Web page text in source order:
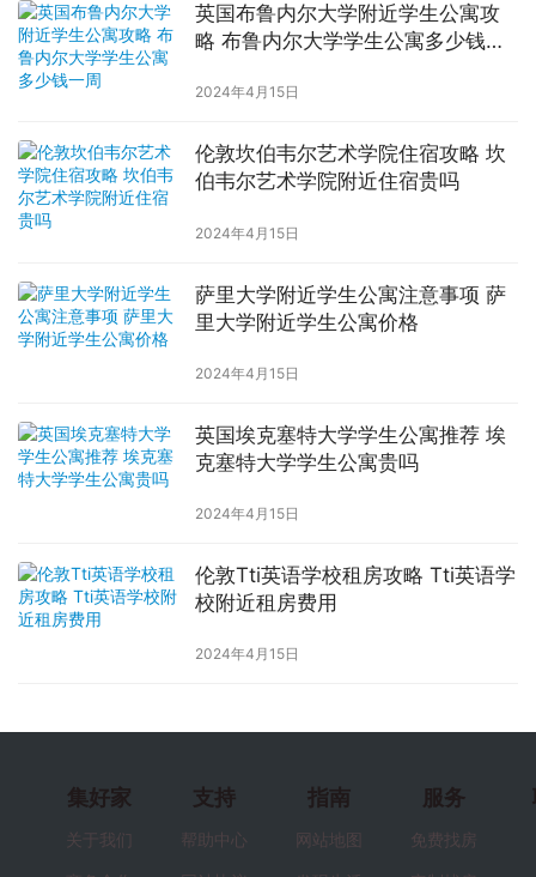
英国布鲁内尔大学附近学生公寓攻
略 布鲁内尔大学学生公寓多少钱一
2024年4月15日
伦敦坎伯韦尔艺术学院住宿攻略 坎
伯韦尔艺术学院附近住宿贵吗
2024年4月15日
萨里大学附近学生公寓注意事项 萨
里大学附近学生公寓价格
2024年4月15日
英国埃克塞特大学学生公寓推荐 埃
克塞特大学学生公寓贵吗
2024年4月15日
伦敦Tti英语学校租房攻略 Tti英语学
校附近租房费用
2024年4月15日
集好家
关于我们
支持
帮助中心
指南
网站地图
服务
免费找房